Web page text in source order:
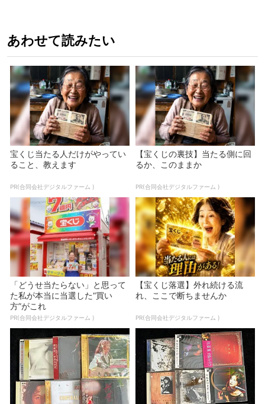
あわせて読みたい
宝くじ当たる人だけがやってい
ること、教えます
PR(合同会社デジタルファーム )
【宝くじの裏技】当たる側に回
るか、このままか
PR(合同会社デジタルファーム )
「どうせ当たらない」と思って
た私が本当に当選した“買い
方”がこれ
PR(合同会社デジタルファーム )
【宝くじ落選】外れ続ける流
れ、ここで断ちませんか
PR(合同会社デジタルファーム )